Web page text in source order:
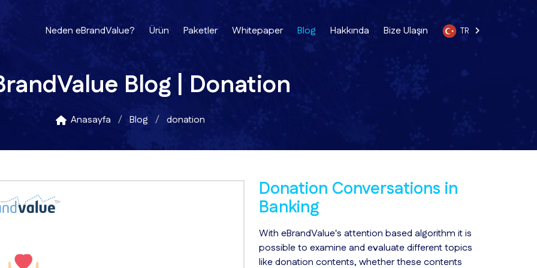
Neden eBrandValue? Ürün Paketler Whitepaper Blog Hakkında Bize Ulaşın TR
Blog | Donation
Anasayfa Blog donation
Donation Conversations in
Banking
With eBrandValue's attention based algorithm it is
possible to examine and evaluate different topics
like donation contents, whether these contents